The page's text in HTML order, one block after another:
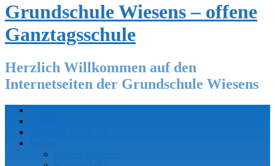
Grundschule Wiesens – offene
Ganztagsschule
Herzlich Willkommen auf den
Internetseiten der Grundschule Wiesens